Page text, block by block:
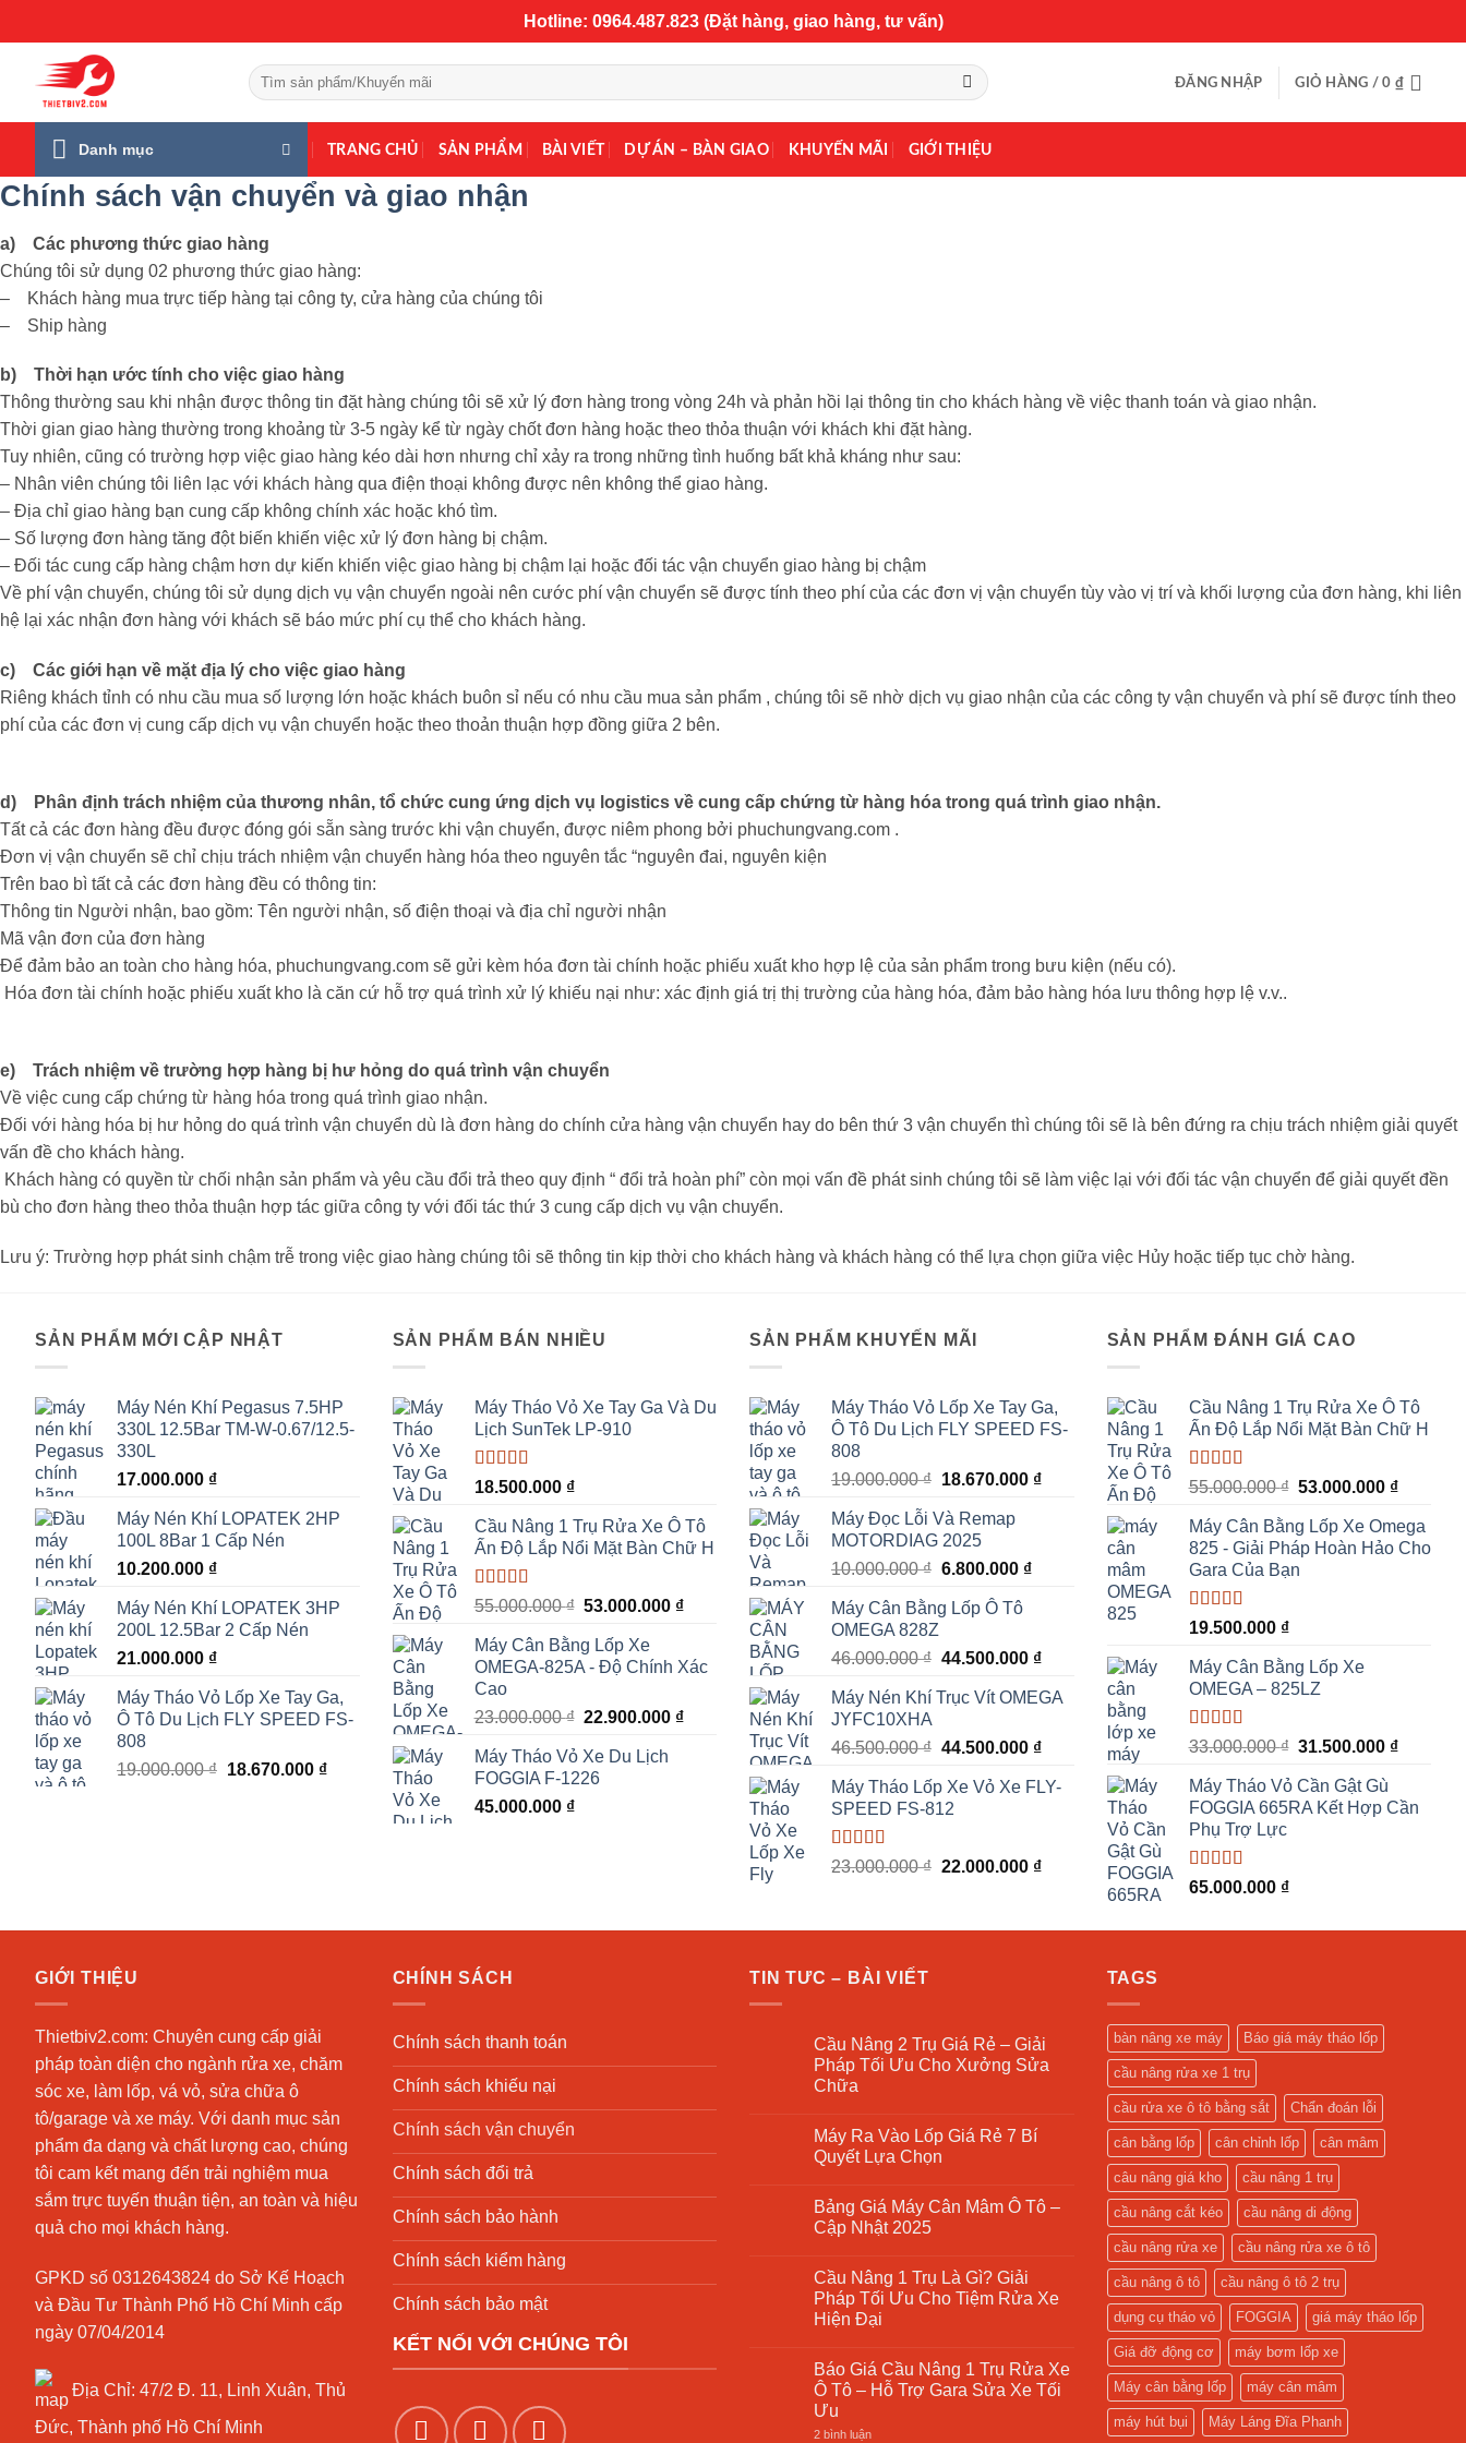
qua
Hotline: 0964.487.823 (Đặt hàng, giao hàng, tư vấn)
Tìm
kiếm:
ĐĂNG NHẬP GIỎ HÀNG /0 ₫
Danh mục TRANG CHỦ SẢN PHẨM BÀI VIẾT DỰ ÁN – BÀN GIAO KHUYẾN MÃI GIỚI THIỆU
Chính sách vận chuyển và giao nhận
a) Các phương thức giao hàng
Chúng tôi sử dụng 02 phương thức giao hàng:
– Khách hàng mua trực tiếp hàng tại công ty, cửa hàng của chúng tôi
– Ship hàng
b) Thời hạn ước tính cho việc giao hàng
Thông thường sau khi nhận được thông tin đặt hàng chúng tôi sẽ xử lý đơn hàng trong vòng 24h và phản hồi lại thông tin cho khách hàng về việc thanh toán và giao nhận.
Thời gian giao hàng thường trong khoảng từ 3-5 ngày kể từ ngày chốt đơn hàng hoặc theo thỏa thuận với khách khi đặt hàng.
Tuy nhiên, cũng có trường hợp việc giao hàng kéo dài hơn nhưng chỉ xảy ra trong những tình huống bất khả kháng như sau:
– Nhân viên chúng tôi liên lạc với khách hàng qua điện thoại không được nên không thể giao hàng.
– Địa chỉ giao hàng bạn cung cấp không chính xác hoặc khó tìm.
– Số lượng đơn hàng tăng đột biến khiến việc xử lý đơn hàng bị chậm.
– Đối tác cung cấp hàng chậm hơn dự kiến khiến việc giao hàng bị chậm lại hoặc đối tác vận chuyển giao hàng bị chậm
Về phí vận chuyển, chúng tôi sử dụng dịch vụ vận chuyển ngoài nên cước phí vận chuyển sẽ được tính theo phí của các đơn vị vận chuyển tùy vào vị trí và khối lượng của đơn hàng, khi liên
hệ lại xác nhận đơn hàng với khách sẽ báo mức phí cụ thể cho khách hàng.
c) Các giới hạn về mặt địa lý cho việc giao hàng
Riêng khách tỉnh có nhu cầu mua số lượng lớn hoặc khách buôn sỉ nếu có nhu cầu mua sản phẩm , chúng tôi sẽ nhờ dịch vụ giao nhận của các công ty vận chuyển và phí sẽ được tính theo
phí của các đơn vị cung cấp dịch vụ vận chuyển hoặc theo thoản thuận hợp đồng giữa 2 bên.
d) Phân định trách nhiệm của thương nhân, tổ chức cung ứng dịch vụ logistics về cung cấp chứng từ hàng hóa trong quá trình giao nhận.
Tất cả các đơn hàng đều được đóng gói sẵn sàng trước khi vận chuyển, được niêm phong bởi phuchungvang.com .
Đơn vị vận chuyển sẽ chỉ chịu trách nhiệm vận chuyển hàng hóa theo nguyên tắc “nguyên đai, nguyên kiện
Trên bao bì tất cả các đơn hàng đều có thông tin:
Thông tin Người nhận, bao gồm: Tên người nhận, số điện thoại và địa chỉ người nhận
Mã vận đơn của đơn hàng
Để đảm bảo an toàn cho hàng hóa, phuchungvang.com sẽ gửi kèm hóa đơn tài chính hoặc phiếu xuất kho hợp lệ của sản phẩm trong bưu kiện (nếu có).
Hóa đơn tài chính hoặc phiếu xuất kho là căn cứ hỗ trợ quá trình xử lý khiếu nại như: xác định giá trị thị trường của hàng hóa, đảm bảo hàng hóa lưu thông hợp lệ v.v..
e) Trách nhiệm về trường hợp hàng bị hư hỏng do quá trình vận chuyển
Về việc cung cấp chứng từ hàng hóa trong quá trình giao nhận.
Đối với hàng hóa bị hư hỏng do quá trình vận chuyển dù là đơn hàng do chính cửa hàng vận chuyển hay do bên thứ 3 vận chuyển thì chúng tôi sẽ là bên đứng ra chịu trách nhiệm giải quyết
vấn đề cho khách hàng.
Khách hàng có quyền từ chối nhận sản phẩm và yêu cầu đổi trả theo quy định “ đổi trả hoàn phí” còn mọi vấn đề phát sinh chúng tôi sẽ làm việc lại với đối tác vận chuyển để giải quyết đền
bù cho đơn hàng theo thỏa thuận hợp tác giữa công ty với đối tác thứ 3 cung cấp dịch vụ vận chuyển.
Lưu ý: Trường hợp phát sinh chậm trễ trong việc giao hàng chúng tôi sẽ thông tin kịp thời cho khách hàng và khách hàng có thể lựa chọn giữa việc Hủy hoặc tiếp tục chờ hàng.
SẢN PHẨM MỚI CẬP NHẬT
Máy Nén Khí Pegasus 7.5HP
330L 12.5Bar TM-W-0.67/12.5-
330L
17.000.000 ₫
Máy Nén Khí LOPATEK 2HP
100L 8Bar 1 Cấp Nén
10.200.000 ₫
Máy Nén Khí LOPATEK 3HP
200L 12.5Bar 2 Cấp Nén
21.000.000 ₫
Máy Tháo Vỏ Lốp Xe Tay Ga,
Ô Tô Du Lịch FLY SPEED FS-
808
19.000.000₫ Giá
18.670.000 ₫Giá
SẢN PHẨM BÁN NHIỀU
Máy Tháo Vỏ Xe Tay Ga Và Du
Lịch SunTek LP-910
Được xếp
sao
18.500.000 ₫
Cầu Nâng 1 Trụ Rửa Xe Ô Tô
Ấn Độ Lắp Nổi Mặt Bàn Chữ H
Được xếp
sao
55.000.000₫ Giá
là:
55.000.000 ₫.
53.000.000 ₫Giá
là:
53.000.000 ₫.
Máy Cân Bằng Lốp Xe
OMEGA-825A - Độ Chính Xác
Cao
23.000.000₫ Giá
là:
23.000.000 ₫.
22.900.000 ₫Giá
22.900.000 ₫.
Máy Tháo Vỏ Xe Du Lịch
FOGGIA F-1226
45.000.000 ₫
SẢN PHẨM KHUYẾN MÃI
Máy Tháo Vỏ Lốp Xe Tay Ga,
Ô Tô Du Lịch FLY SPEED FS-
808
19.000.000₫ Giá
là:
19.000.000 ₫.
18.670.000 ₫Giá
18.670.000 ₫.
Máy Đọc Lỗi Và Remap
MOTORDIAG 2025
10.000.000₫ Giá
là:
6.800.000 ₫Giá
6.800.000 ₫.
Máy Cân Bằng Lốp Ô Tô
OMEGA 828Z
46.000.000₫ Giá
là:
44.500.000 ₫Giá
tại
44.500.000 ₫.
Máy Nén Khí Trục Vít OMEGA
JYFC10XHA
46.500.000₫ Giá
là:
46.500.000 ₫.
44.500.000 ₫Giá
tại
44.500.000 ₫.
Máy Tháo Lốp Xe Vỏ Xe FLY-
SPEED FS-812
Được xếp
23.000.000₫ Giá
23.000.000 ₫.
22.000.000 ₫Giá
là:
SẢN PHẨM ĐÁNH GIÁ CAO
Cầu Nâng 1 Trụ Rửa Xe Ô Tô
Ấn Độ Lắp Nổi Mặt Bàn Chữ H
Được xếp
sao
55.000.000₫ Giá
là:
55.000.000 ₫.
53.000.000 ₫Giá
tại
là:
Máy Cân Bằng Lốp Xe Omega
825 - Giải Pháp Hoàn Hảo Cho
Gara Của Bạn
Được xếp
sao
19.500.000 ₫
Máy Cân Bằng Lốp Xe
OMEGA – 825LZ
Được xếp
sao
33.000.000₫ Giá
là:
33.000.000 ₫.
31.500.000 ₫Giá
là:
Máy Tháo Vỏ Cần Gật Gù
FOGGIA 665RA Kết Hợp Cần
Phụ Trợ Lực
Được xếp
65.000.000 ₫
GIỚI THIỆU
Thietbiv2.com: Chuyên cung cấp giải
pháp toàn diện cho ngành rửa xe, chăm
sóc xe, làm lốp, vá vỏ, sửa chữa ô
tô/garage và xe máy. Với danh mục sản
phẩm đa dạng và chất lượng cao, chúng
tôi cam kết mang đến trải nghiệm mua
sắm trực tuyến thuận tiện, an toàn và hiệu
quả cho mọi khách hàng.
GPKD số 0312643824 do Sở Kế Hoạch
và Đầu Tư Thành Phố Hồ Chí Minh cấp
ngày 07/04/2014
Địa Chỉ: 47/2 Đ. 11, Linh Xuân, Thủ
Đức, Thành phố Hồ Chí Minh
CHÍNH SÁCH
Chính sách thanh toán
Chính sách khiếu nại
Chính sách vận chuyển
Chính sách đổi trả
Chính sách bảo hành
Chính sách kiểm hàng
Chính sách bảo mật
KẾT NỐI VỚI CHÚNG TÔI
TIN TƯC – BÀI VIẾT
Cầu Nâng 2 Trụ Giá Rẻ – Giải
Pháp Tối Ưu Cho Xưởng Sửa
Chữa
bình
luận
ở
2
Trụ
Giá
Giải
Pháp
Tối
Ưu
Sửa
Chữa
Máy Ra Vào Lốp Giá Rẻ 7 Bí
Quyết Lựa Chọn
bình
luận
ở
Vào
Lốp
Giá
Rẻ
Quyết
Lựa
Chọn
Bảng Giá Máy Cân Mâm Ô Tô –
Cập Nhật 2025
bình
luận
ở
Bảng
Cân
Mâm
Ô
Tô
–
Cập
Cầu Nâng 1 Trụ Là Gì? Giải
Pháp Tối Ưu Cho Tiệm Rửa Xe
Hiện Đại
bình
luận
ở
Cầu
Nâng
1
Báo Giá Cầu Nâng 1 Trụ Rửa Xe
Ô Tô – Hỗ Trợ Gara Sửa Xe Tối
Ưu
2 bình luậnở
TAGS
bàn nâng xe máy Báo giá máy tháo lốp
cầu nâng rửa xe 1 trụ
cầu rửa xe ô tô bằng sắt Chẩn đoán lỗi
cân bằng lốp cân chỉnh lốp cân mâm
câu nâng giá kho cầu nâng 1 trụ
cầu nâng cắt kéo cầu nâng di động
cầu nâng rửa xe cầu nâng rửa xe ô tô
cầu nâng ô tô cầu nâng ô tô 2 trụ
dụng cụ tháo vỏ FOGGIA giá máy tháo lốp
Giá đỡ động cơ máy bơm lốp xe
Máy cân bằng lốp máy cân mâm
máy hút bụi Máy Láng Đĩa Phanh